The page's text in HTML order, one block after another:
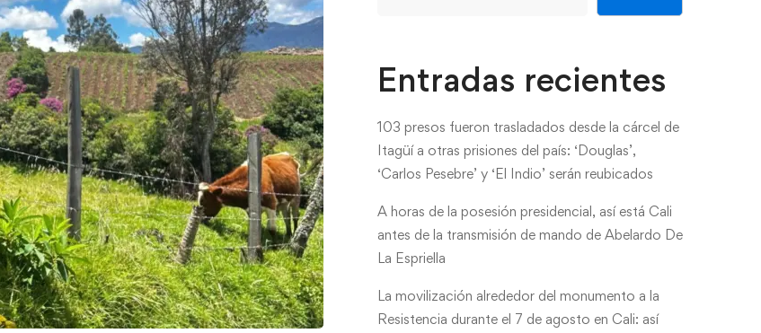
Entradas recientes
103 presos fueron trasladados desde la cárcel de
Itagüí a otras prisiones del país: ‘Douglas’,
‘Carlos Pesebre’ y ‘El Indio’ serán reubicados
A horas de la posesión presidencial, así está Cali
antes de la transmisión de mando de Abelardo De
La Espriella
La movilización alrededor del monumento a la
Resistencia durante el 7 de agosto en Cali: así